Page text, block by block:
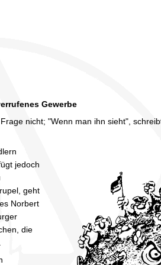
Gewerbe
nicht; "Wenn man ihn sieht",
jedoch
geht
Norbert
die